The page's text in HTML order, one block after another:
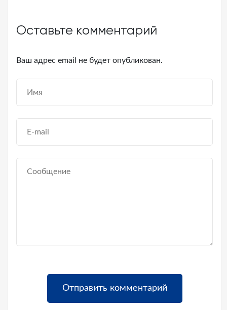
Оставьте комментарий
Ваш адрес email не будет опубликован.